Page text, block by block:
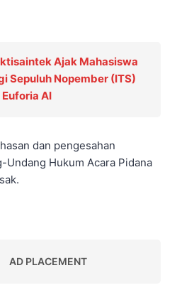
Ajak Mahasiswa
Sepuluh Nopember (ITS)
AI
dan pengesahan
Undang Hukum Acara Pidana
AD PLACEMENT